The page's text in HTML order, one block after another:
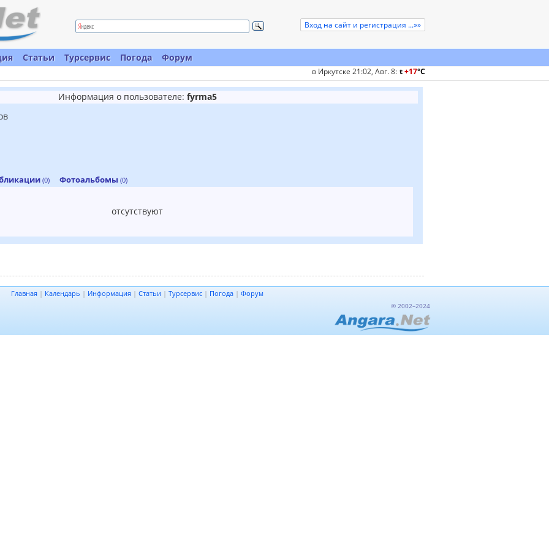
Вход на сайт и регистрация ...»»
Статьи Турсервис Погода Форум
в Иркутске 21:02, Авг. 8: t+17°C
Информация о пользователе: fyrma5
(0) Фотоальбомы (0)
отсутствуют
Главная | Календарь | Информация | Статьи | Турсервис | Погода | Форум
© 2002–2024